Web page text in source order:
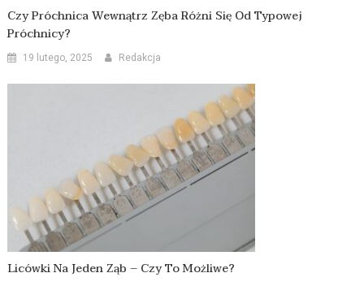
Czy Próchnica Wewnątrz Zęba Różni Się Od Typowej
Próchnicy?
19 lutego, 2025 Redakcja
Licówki Na Jeden Ząb – Czy To Możliwe?